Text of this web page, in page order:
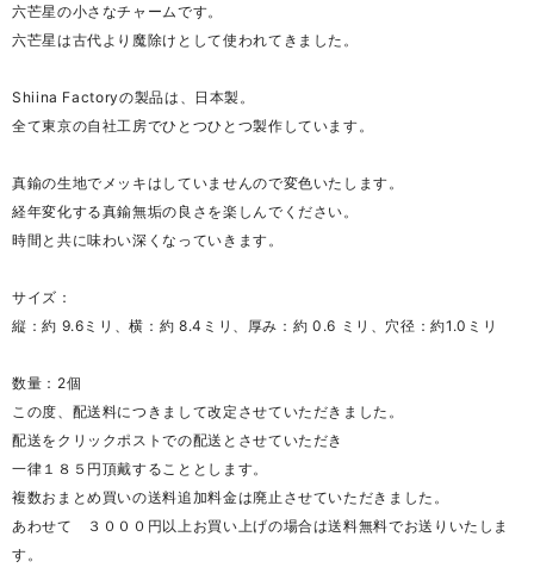
六芒星の小さなチャームです。
六芒星は古代より魔除けとして使われてきました。
Shiina Factoryの製品は、日本製。
全て東京の自社工房でひとつひとつ製作しています。
真鍮の生地でメッキはしていませんので変色いたします。
経年変化する真鍮無垢の良さを楽しんでください。
時間と共に味わい深くなっていきます。
サイズ：
縦：約 9.6ミリ、横：約 8.4ミリ、厚み：約 0.6 ミリ、穴径：約1.0ミリ
数量：2個
この度、配送料につきまして改定させていただきました。
配送をクリックポストでの配送とさせていただき
一律１８５円頂戴することとします。
複数おまとめ買いの送料追加料金は廃止させていただきました。
あわせて ３０００円以上お買い上げの場合は送料無料でお送りいたしま
す。